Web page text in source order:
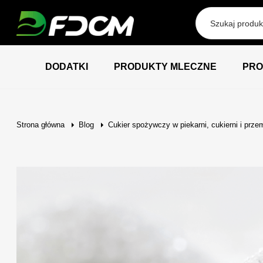
DODATKI PRODUKTY MLECZNE
Strona główna Blog Cukier spożywczy w piekarni, cukierni i